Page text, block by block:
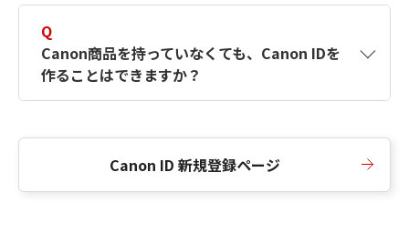
Q
Canon商品を持っていなくても、Canon IDを
作ることはできますか？
Canon ID 新規登録ページ